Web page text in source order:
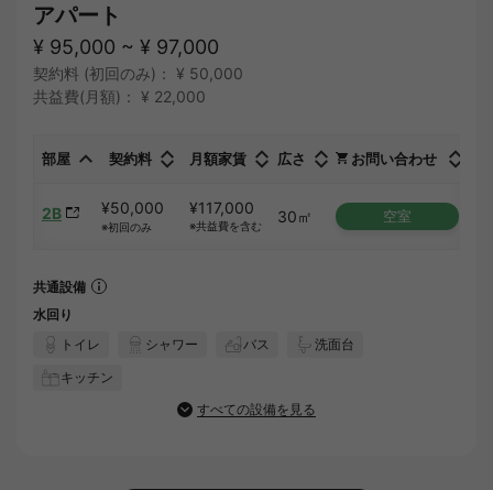
アパート
¥ 95,000 ~ ¥ 97,000
契約料 (初回のみ)： ¥ 50,000
共益費(月額)： ¥ 22,000
部屋 契約料 月額家賃 広さ お問い合わせ
2B ¥50,000
※初回のみ
¥117,000
※共益費を含む 30㎡ 空室
共通設備
水回り
トイレ
シャワー バス
洗面台
キッチン
すべての設備を見る